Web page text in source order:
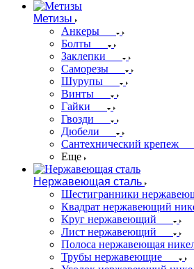
Метизы
Анкеры
Болты
Заклепки
Саморезы
Шурупы
Винты
Гайки
Гвозди
Дюбели
Сантехнический крепеж
Еще
Нержавеющая сталь
Шестигранники
Квадрат нержавеющий
Круг нержавеющий
Лист нержавеющий
Полоса нержавеющая
Трубы нержавеющие